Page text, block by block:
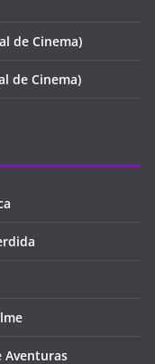
de Cinema)
de Cinema)
Aventuras